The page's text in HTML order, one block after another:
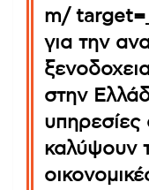
m/
για την
στην
καλύψουν